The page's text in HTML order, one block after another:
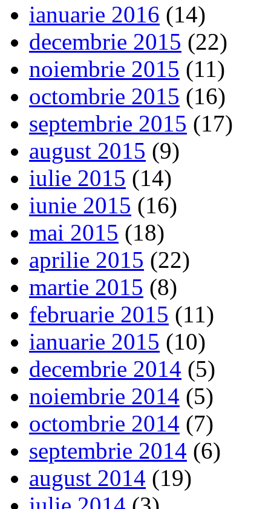
ianuarie 2016 (14)
decembrie 2015 (22)
noiembrie 2015 (11)
octombrie 2015 (16)
septembrie 2015 (17)
august 2015 (9)
iulie 2015 (14)
iunie 2015 (16)
mai 2015 (18)
aprilie 2015 (22)
martie 2015 (8)
februarie 2015 (11)
ianuarie 2015 (10)
decembrie 2014 (5)
noiembrie 2014 (5)
octombrie 2014 (7)
septembrie 2014 (6)
august 2014 (19)